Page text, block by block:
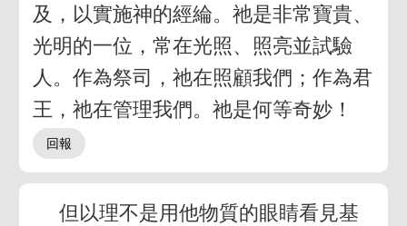
及，以實施神的經綸。祂是非常寶貴、
光明的一位，常在光照、照亮並試驗
人。作為祭司，祂在照顧我們；作為君
王，祂在管理我們。祂是何等奇妙！
但以理不是用他物質的眼睛看見基